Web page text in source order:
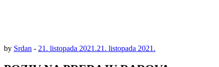
by Srdan - 21. listopada 2021.21. listopada 2021.